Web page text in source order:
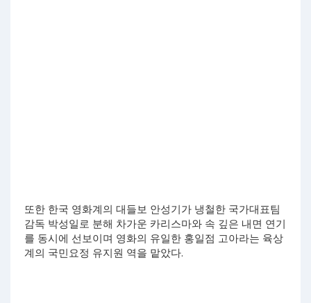
또한 한국 영화계의 대들보 안성기가 냉철한 국가대표팀
감독 박성일로 분해 차가운 카리스마와 속 깊은 내면 연기
를 동시에 선보이며 영화의 유일한 홍일점 고아라는 육상
계의 국민요정 유지원 역을 맡았다.